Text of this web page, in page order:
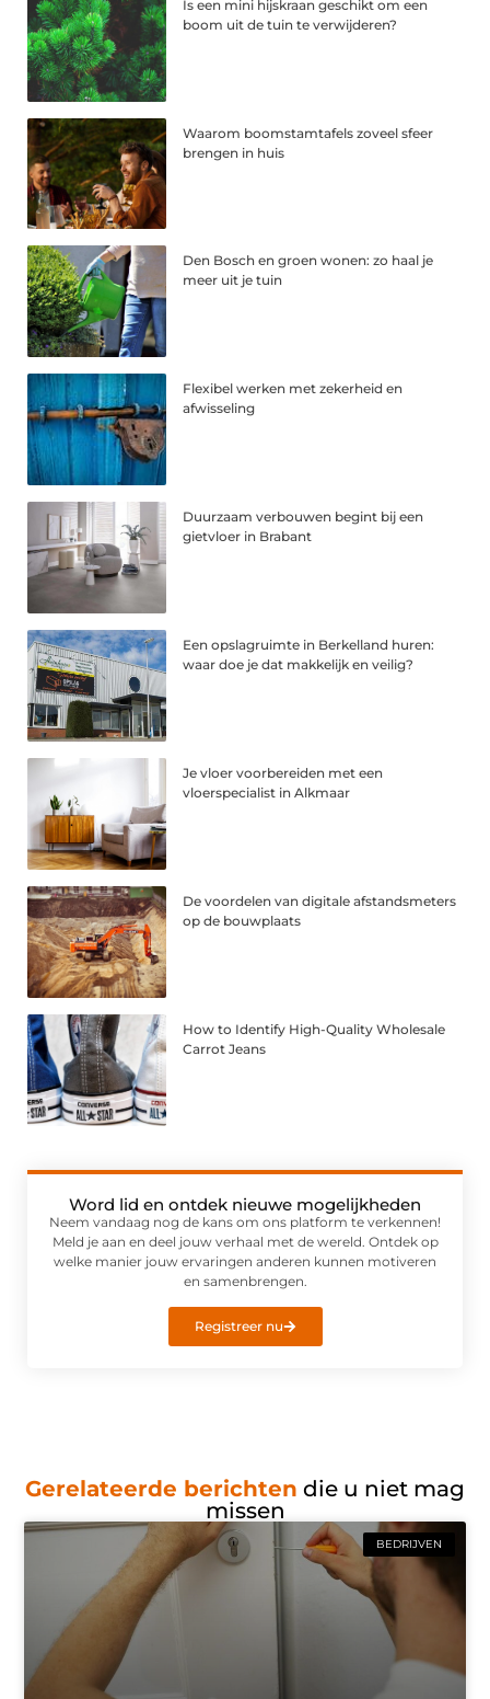
Is een mini hijskraan geschikt om een
boom uit de tuin te verwijderen?
Waarom boomstamtafels zoveel sfeer
brengen in huis
Den Bosch en groen wonen: zo haal je
meer uit je tuin
Flexibel werken met zekerheid en
afwisseling
Duurzaam verbouwen begint bij een
gietvloer in Brabant
Een opslagruimte in Berkelland huren:
waar doe je dat makkelijk en veilig?
Je vloer voorbereiden met een
vloerspecialist in Alkmaar
De voordelen van digitale afstandsmeters
op de bouwplaats
How to Identify High-Quality Wholesale
Carrot Jeans
Word lid en ontdek nieuwe mogelijkheden
Neem vandaag nog de kans om ons platform te verkennen!
Meld je aan en deel jouw verhaal met de wereld. Ontdek op
welke manier jouw ervaringen anderen kunnen motiveren
en samenbrengen.
Registreer nu
Gerelateerde berichten die u niet mag
missen
BEDRIJVEN